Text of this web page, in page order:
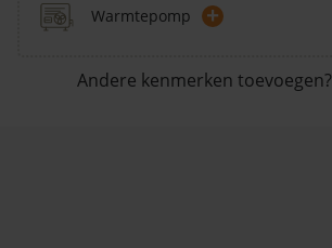
Warmtepomp +
Andere kenmerken toevoegen?